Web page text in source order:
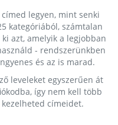
legyen, mint senki
kategóriából, számtalan
azt, amelyik a legjobban
- rendszerünkben
és az is marad.
leveleket egyszerűen át
így nem kell több
címeidet.